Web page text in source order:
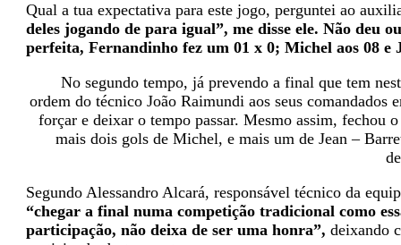
Qual a tua expectativa para este jogo, perguntei ao
deles jogando de para igual”, me disse ele. Não deu
perfeita, Fernandinho fez um 01 x 0; Michel aos 08
No segundo tempo, já prevendo a final que tem
ordem do técnico João Raimundi aos seus comandados
forçar e deixar o tempo passar. Mesmo assim, fechou
mais dois gols de Michel, e mais um de Jean –
Segundo Alessandro Alcará, responsável técnico da
“chegar a final numa competição tradicional como
participação, não deixa de ser uma honra”, deixando